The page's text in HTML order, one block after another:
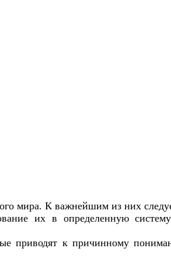
мира. К важнейшим из них
их в определенную
приводят к причинному